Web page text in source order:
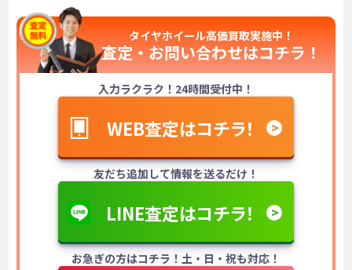
タイヤホイール高価買取実施中！
査定・お問い合わせはコチラ！
入力ラクラク！24時間受付中！
WEB査定はコチラ！
友だち追加して情報を送るだけ！
LINE査定はコチラ！
お急ぎの方はコチラ！土・日・祝も対応！